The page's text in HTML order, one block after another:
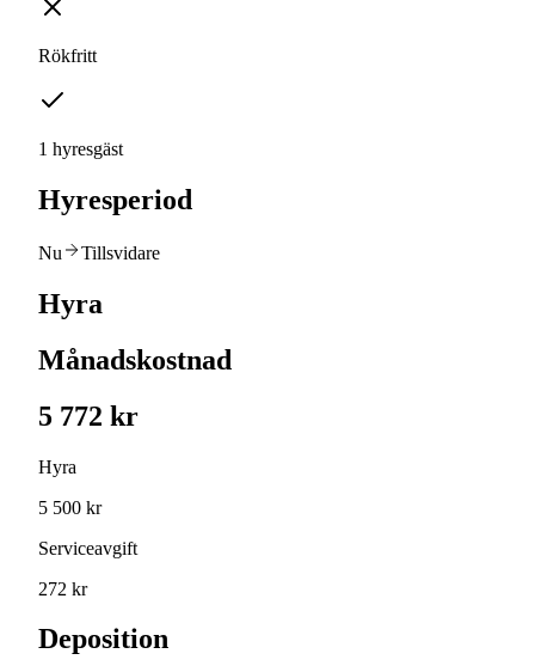
Rökfritt
1 hyresgäst
Hyresperiod
Nu Tillsvidare
Hyra
Månadskostnad
5 772 kr
Hyra
5 500 kr
Serviceavgift
272 kr
Deposition